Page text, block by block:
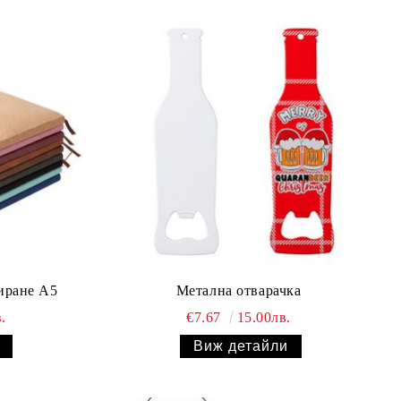
А5
Метална отварачка
€7.67
15.00лв.
Виж детайли